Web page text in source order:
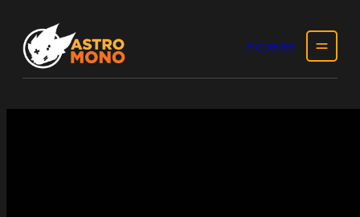
Acceder